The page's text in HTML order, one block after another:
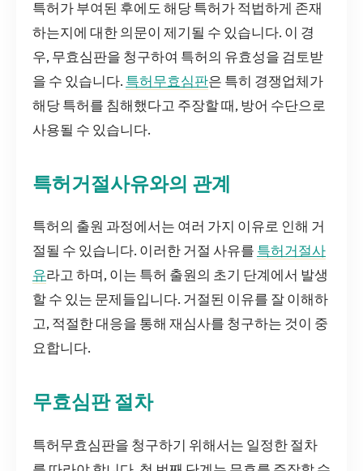
특허가 부여된 후에도 해당 특허가 적법하게 존재
하는지에 대한 의문이 제기될 수 있습니다. 이 경
우, 무효심판을 청구하여 특허의 유효성을 검토받
을 수 있습니다. 특허무효심판은 특히 경쟁업체가
해당 특허를 침해했다고 주장할 때, 방어 수단으로
사용될 수 있습니다.
특허거절사유와의 관계
특허의 출원 과정에서는 여러 가지 이유로 인해 거
절될 수 있습니다. 이러한 거절 사유를 특허거절사
유라고 하며, 이는 특허 출원의 초기 단계에서 발생
할 수 있는 문제들입니다. 거절된 이유를 잘 이해하
고, 적절한 대응을 통해 재심사를 청구하는 것이 중
요합니다.
무효심판 절차
특허무효심판을 청구하기 위해서는 일정한 절차